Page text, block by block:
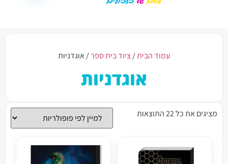
עמוד הבית/ציוד בית ספר/ אוגדניות
אוגדניות
מציגים את כל ⁦22⁩ התוצאות